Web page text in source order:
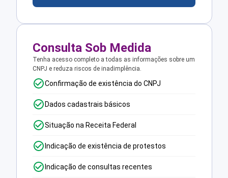
Consulta Sob Medida
Tenha acesso completo a todas as informações sobre um
CNPJ e reduza riscos de inadimplência.
Confirmação de existência do CNPJ
Dados cadastrais básicos
Situação na Receita Federal
Indicação de existência de protestos
Indicação de consultas recentes